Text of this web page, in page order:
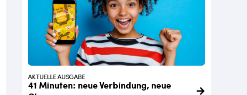
AKTUELLE AUSGABE
41 Minuten: neue Verbindung, neue